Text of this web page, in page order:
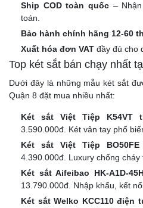
Ship COD toàn quốc– Nhận
toán.
Bảo hành chính hãng 12-60
Xuất hóa đơn VAT đầy đủ cho
Top két sắt bán chạy nhất
Dưới đây là những mẫu két sắt
Quận 8 đặt mua nhiều nhất:
Két sắt Việt Tiệp K54VT
3.590.000đ. Két vân tay phổ
Két sắt Việt Tiệp
4.390.000đ. Luxury chống cháy
Két sắt Aifeibao HK-A1D-
13.790.000đ. Nhập khẩu, kết
Két sắt Welko KCC110 điện